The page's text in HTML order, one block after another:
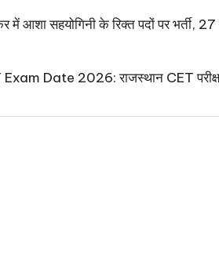
सहयोगिनी के रिक्त पदों पर भर्ती,
Date 2026: राजस्थान CET परीक्षा